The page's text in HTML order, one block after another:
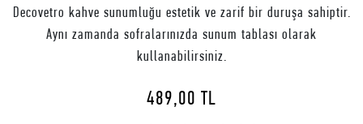
Decovetro kahve sunumluğu estetik ve zarif bir duruşa sahiptir.
Aynı zamanda sofralarınızda sunum tablası olarak
kullanabilirsiniz.
489,00 TL